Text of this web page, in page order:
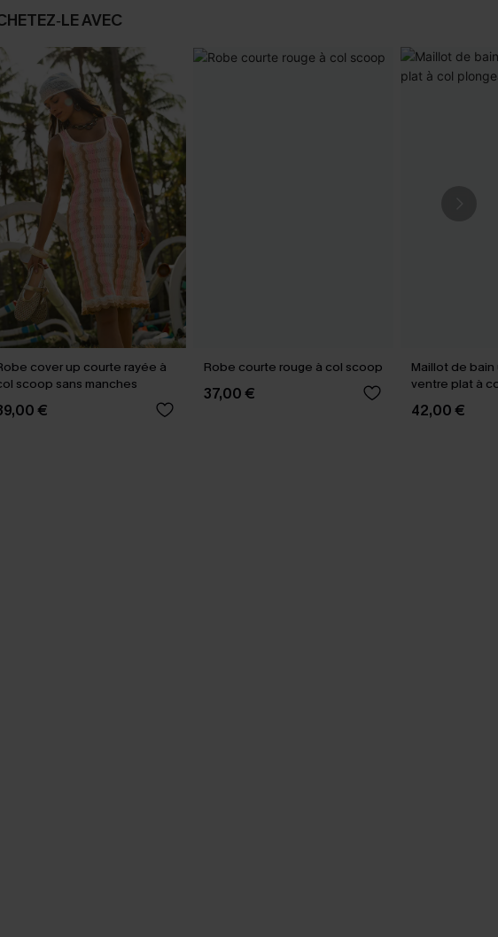
AVEC
cover up courte rayée à
scoop sans manches
€
Robe courte rouge à col scoop
37,00 €
Maillot de
ventre plat à
tour de cou
42,00 €